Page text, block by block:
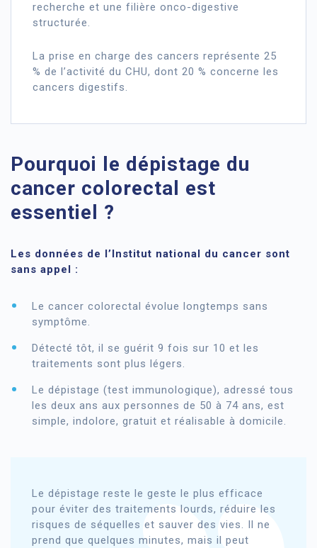
recherche et une filière onco-digestive
structurée.
La prise en charge des cancers représente 25
% de l’activité du CHU, dont 20 % concerne les
cancers digestifs.
Pourquoi le dépistage du
cancer colorectal est
essentiel ?
Les données de l’Institut national du cancer sont
sans appel :
Le cancer colorectal évolue longtemps sans
symptôme.
Détecté tôt, il se guérit 9 fois sur 10 et les
traitements sont plus légers.
Le dépistage (test immunologique), adressé tous
les deux ans aux personnes de 50 à 74 ans, est
simple, indolore, gratuit et réalisable à domicile.
Le dépistage reste le geste le plus efficace
pour éviter des traitements lourds, réduire les
risques de séquelles et sauver des vies. Il ne
prend que quelques minutes, mais il peut